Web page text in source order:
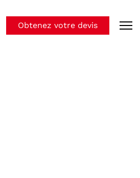
Obtenez votre devis